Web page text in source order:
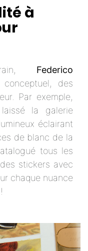
à
Federico
des
Par exemple,
la galerie
éclairant
de blanc de la
tous les
stickers avec
chaque nuance